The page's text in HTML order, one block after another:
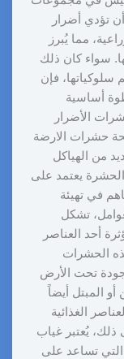
تؤدي أضرار
مما يُبرز
سواء كان ذلك
سلوكياتها، فإن
أساسية
الأضرار
حشرات الارضة
من الهياكل
الحشرة يعتمد على
في تهيئة
تشكل
أحد العناصر
الحشرات
تحت الأرض
المبتل أيضاً
الغذائية
ذلك، يُعتبر غياب
التي تساعد على